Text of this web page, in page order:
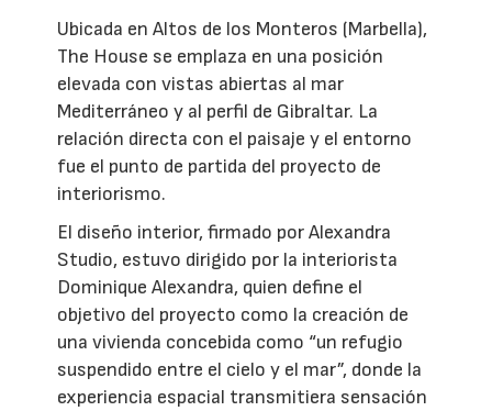
Ubicada en Altos de los Monteros (Marbella),
The House se emplaza en una posición
elevada con vistas abiertas al mar
Mediterráneo y al perfil de Gibraltar. La
relación directa con el paisaje y el entorno
fue el punto de partida del proyecto de
interiorismo.
El diseño interior, firmado por Alexandra
Studio, estuvo dirigido por la interiorista
Dominique Alexandra, quien define el
objetivo del proyecto como la creación de
una vivienda concebida como “un refugio
suspendido entre el cielo y el mar”, donde la
experiencia espacial transmitiera sensación